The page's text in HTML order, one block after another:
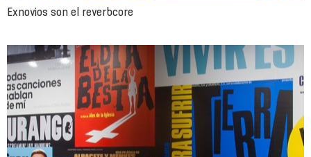
Exnovios son el reverbcore